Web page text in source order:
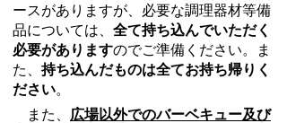
ースがありますが、必要な調理器材等備
品については、 全て持ち込んでいただく
必要がありますのでご準備ください。ま
た、 持ち込んだものは全てお持ち帰りく
ださい。
また、 広場以外でのバーベキュー及び